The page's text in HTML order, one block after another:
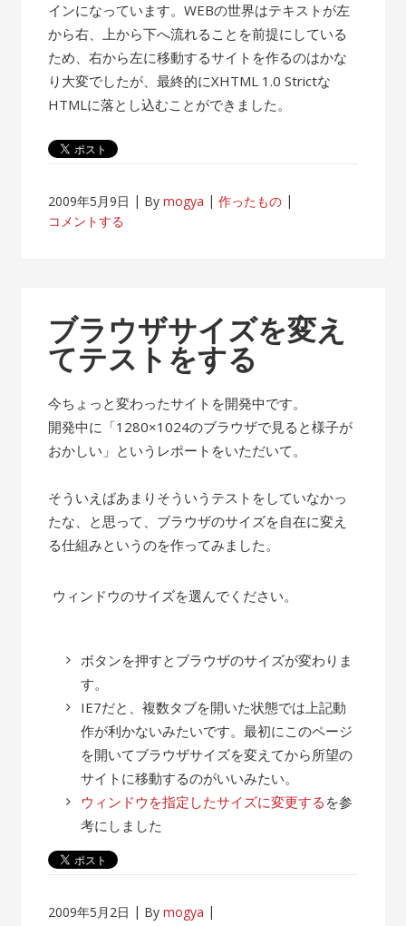
インになっています。WEBの世界はテキストが左
から右、上から下へ流れることを前提にしている
ため、右から左に移動するサイトを作るのはかな
り大変でしたが、最終的にXHTML 1.0 Strictな
HTMLに落とし込むことができました。
2009年5月9日 Bymogya
作ったもの
コメントする
ブラウザサイズを変え
てテストをする
今ちょっと変わったサイトを開発中です。
開発中に「1280×1024のブラウザで見ると様子が
おかしい」というレポートをいただいて。
そういえばあまりそういうテストをしていなかっ
たな、と思って、ブラウザのサイズを自在に変え
る仕組みというのを作ってみました。
ウィンドウのサイズを選んでください。
ボタンを押すとブラウザのサイズが変わりま
す。
IE7だと、複数タブを開いた状態では上記動
作が利かないみたいです。最初にこのページ
を開いてブラウザサイズを変えてから所望の
サイトに移動するのがいいみたい。
ウィンドウを指定したサイズに変更する を参
考にしました
2009年5月2日 Bymogya